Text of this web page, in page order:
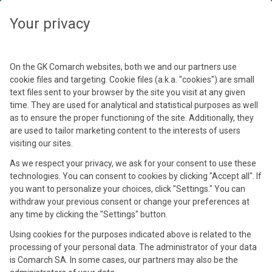
Poursuivre
Your privacy
On the GK Comarch websites, both we and our partners use
cookie files and targeting. Cookie files (a.k.a. "cookies") are small
text files sent to your browser by the site you visit at any given
time. They are used for analytical and statistical purposes as well
as to ensure the proper functioning of the site. Additionally, they
are used to tailor marketing content to the interests of users
visiting our sites.
As we respect your privacy, we ask for your consent to use these
technologies. You can consent to cookies by clicking "Accept all". If
you want to personalize your choices, click "Settings." You can
withdraw your previous consent or change your preferences at
any time by clicking the "Settings" button.
Using cookies for the purposes indicated above is related to the
processing of your personal data. The administrator of your data
is Comarch SA. In some cases, our partners may also be the
Michel Koch
CEO, Diamart Connect
Jean-Michel Lobry
Journaliste, PDG pôle audiovisuel groupe
Rossel
Anthony Delvallé
Directeur Général et Commercial, Comarch BU
ERP / Retail
Pingki Houang
Membre du Conseil de Fashion Data
Martin Duthé
Directeur Général d’Advitam Distribution –
Enseigne Gamm Vert
Samir Amellal
CIO & CDO, Auchan Retail France
Nicolas de Taeye
Directeur de la Transformation Digitale et des
Systèmes d'Information, Irripiscine
Vincent Béhague
Président Adix et Membre du comité de
pilotage de la cité de l'IA
David Macadré
Sales Director, Capency
Capency, acteur de référence sur le marché de la data depuis
2007, propose un large portefeuille de solutions traitant
l’intégralité du cycle de vie des données clients sur 240 pays : gain
de temps de 60 à 80% lors de la saisie des coordonnées clients,
amélioration de l’UX sur le web et en magasin et augmentation
Axel Detours
Co-Fondateur, Captain Wallet
Pierre Cérou
Head of Business and Innovation, InterCloud
InterCloud est le leader de l’interconnexion au Cloud (Software-
Defined Cloud Interconnect) qui fournit des solutions entièrement
managées pour connecter de façon transparente des ressources
Sandrine Druelle
Directrice Retail Marketing & CRM, Kiss The
Bride
Kiss The Bride est l’agence conseil en marketing client du groupe
Loyalty Company. L’agence marie nativement la précision des
data et la force des émotions pour donner naissance à des
Julien Bruant
Directeur Général Délégué au Développement,
MTarget
MTarget accompagne les entreprises en France et à
l’international sur la gestion des canaux de communication pour
tous les usages : marketing, transactionnel, et conversationnel.
David Royer
Directeur du Consulting Fidélité Europe &
Directeur de l'entité de Grenoble, Comarch
Mario Jarmasz
Consultant avant-vente sénior Retail, Comarch
Eric Leyval
Directeur de mission Retail, Comarch